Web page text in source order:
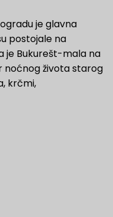
je glavna
postojale na
je Bukurešt-mala na
noćnog života starog
krčmi,